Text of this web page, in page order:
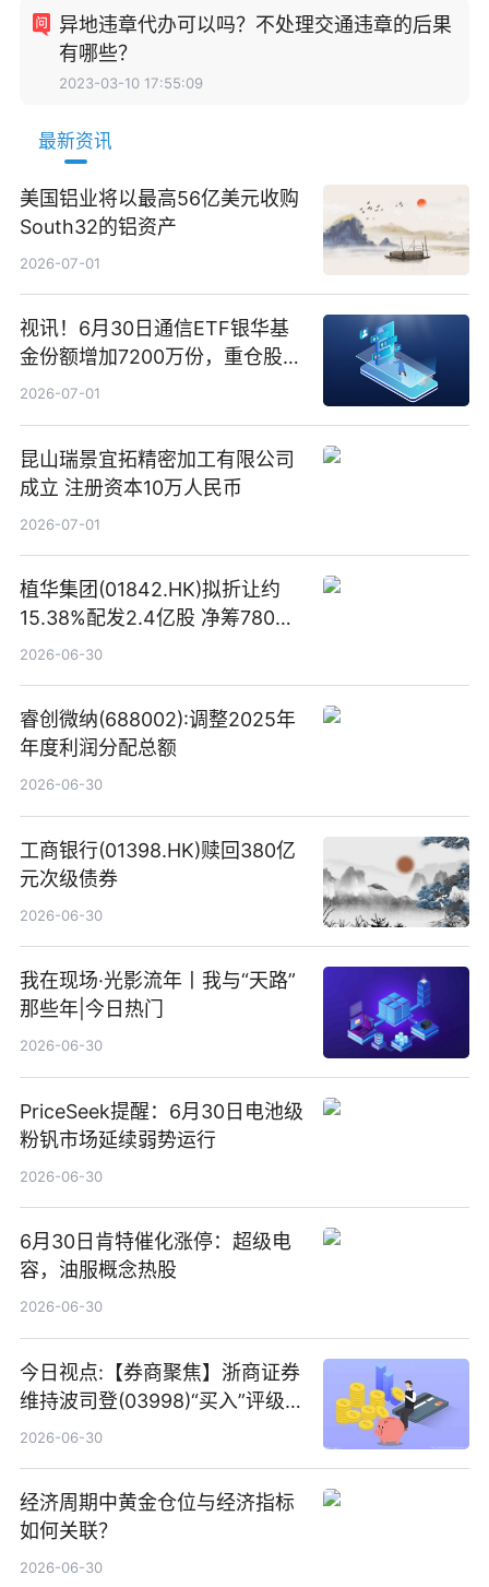
异地违章代办可以吗？不处理交通违章的后果
有哪些？
2023-03-10 17:55:09
最新资讯
美国铝业将以最高56亿美元收购
South32的铝资产
2026-07-01
视讯！6月30日通信ETF银华基
金份额增加7200万份，重仓股新
易盛、中际旭创、立讯精密
2026-07-01
昆山瑞景宜拓精密加工有限公司
成立 注册资本10万人民币
2026-07-01
植华集团(01842.HK)拟折让约
15.38%配发2.4亿股 净筹780万
港元
2026-06-30
睿创微纳(688002):调整2025年
年度利润分配总额
2026-06-30
工商银行(01398.HK)赎回380亿
元次级债券
2026-06-30
我在现场·光影流年丨我与“天路”
那些年|今日热门
2026-06-30
PriceSeek提醒：6月30日电池级
粉钒市场延续弱势运行
2026-06-30
6月30日肯特催化涨停：超级电
容，油服概念热股
2026-06-30
今日视点:【券商聚焦】浙商证券
维持波司登(03998)“买入”评级
指其业绩高质量稳增长
2026-06-30
经济周期中黄金仓位与经济指标
如何关联？
2026-06-30